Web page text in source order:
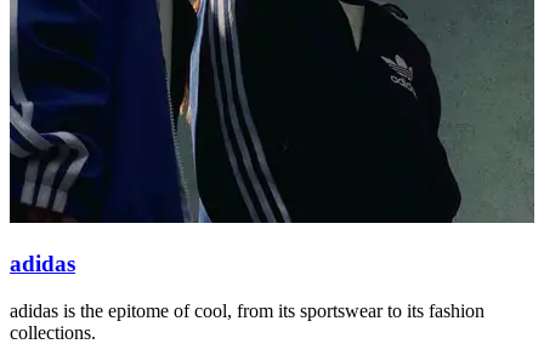
adidas
adidas is the epitome of cool, from its sportswear to its fashion
collections.